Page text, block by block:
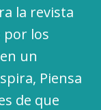
la revista
por los
un
Piensa
de que